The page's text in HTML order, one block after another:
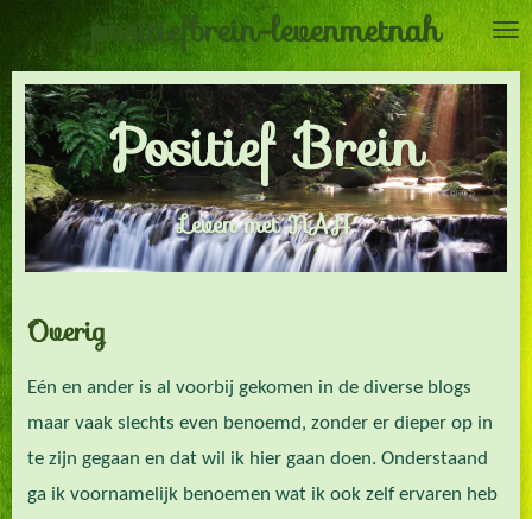
direct
naar
de
hoofdinhoud
positiefbrein-levenmetnah
Positief Brein
Leven met NAH
Overig
Eén en ander is al voorbij gekomen in de diverse blogs
maar vaak slechts even benoemd, zonder er dieper op in
te zijn gegaan en dat wil ik hier gaan doen. Onderstaand
ga ik voornamelijk benoemen wat ik ook zelf ervaren heb